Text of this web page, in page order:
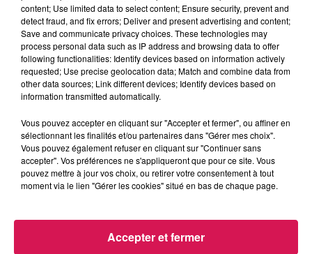
0:00
31 mai 2026 - 1 h
LUCAS GLVL - 30.05.2026 - CLUB'IN CANAL FM
23H MINUIT
Retrouvez ici, les MiX joués par Lucas GLVL le samedi de
23h à minuit sur Canal fm
content; Use limited data to select content; Ensure security, prevent and
detect fraud, and fix errors; Deliver and present advertising and content;
Save and communicate privacy choices. These technologies may
process personal data such as IP address and browsing data to offer
following functionalities: Identify devices based on information actively
requested; Use precise geolocation data; Match and combine data from
other data sources; Link different devices; Identify devices based on
information transmitted automatically.
Vous pouvez accepter en cliquant sur "Accepter et fermer", ou affiner en
sélectionnant les finalités et/ou partenaires dans "Gérer mes choix".
Vous pouvez également refuser en cliquant sur "Continuer sans
accepter". Vos préférences ne s'appliqueront que pour ce site. Vous
pouvez mettre à jour vos choix, ou retirer votre consentement à tout
moment via le lien "Gérer les cookies" situé en bas de chaque page.
Accepter et fermer